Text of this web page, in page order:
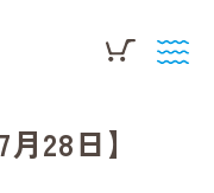
28日】